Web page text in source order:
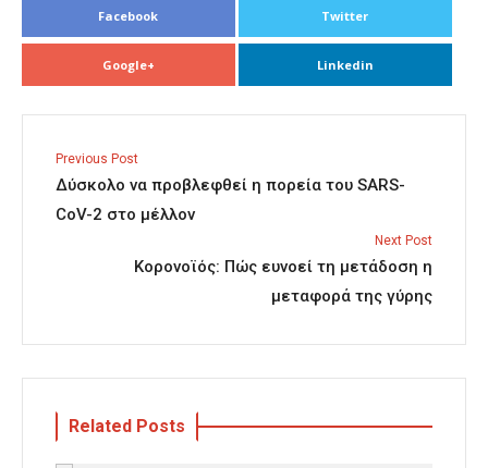
Facebook Twitter
Google+ Linkedin
Previous Post
Δύσκολο να προβλεφθεί η πορεία του SARS-
CoV-2 στο μέλλον
Next Post
Κορονοϊός: Πώς ευνοεί τη μετάδοση η
μεταφορά της γύρης
Related Posts